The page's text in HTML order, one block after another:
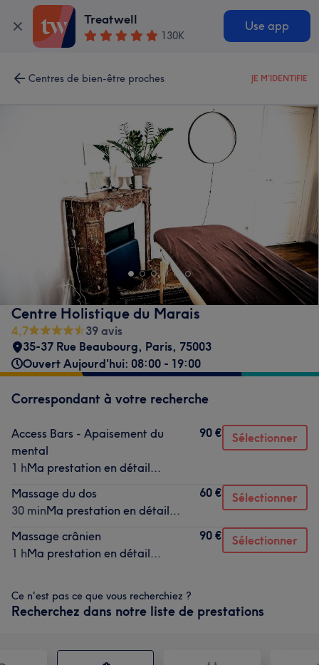
Treatwell
130K
Use app
Centres de bien-être proches JE M'IDENTIFIE
Centre Holistique du Marais
4,7
39 avis
35-37 Rue Beaubourg, Paris, 75003
Ouvert Aujourd'hui: 08:00 - 19:00
Correspondant à votre recherche
Access Bars - Apaisement du
mental
1 hMa prestation en détail...
90 € Sélectionner
Massage du dos
30 minMa prestation en détail...
60 € Sélectionner
Massage crânien
1 hMa prestation en détail...
90 € Sélectionner
Ce n'est pas ce que vous recherchiez ?
Recherchez dans notre liste de prestations